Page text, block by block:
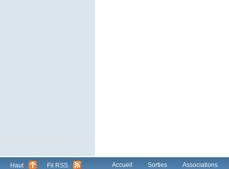
Haut Fil RSS Accueil Sorties Associations